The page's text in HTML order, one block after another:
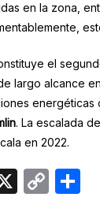
en la zona,
el
largo alcance
. La escalada
en 2022.
X
C